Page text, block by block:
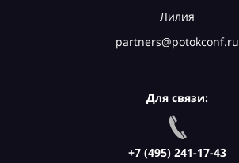
Лилия
partners@potokconf.ru
Для связи:
+7 (495) 241-17-43